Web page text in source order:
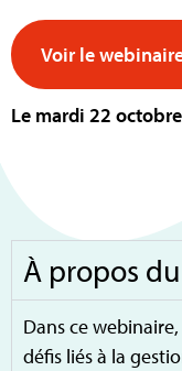
Voir le
Le mardi 22
À propos
Dans ce
défis liés à la